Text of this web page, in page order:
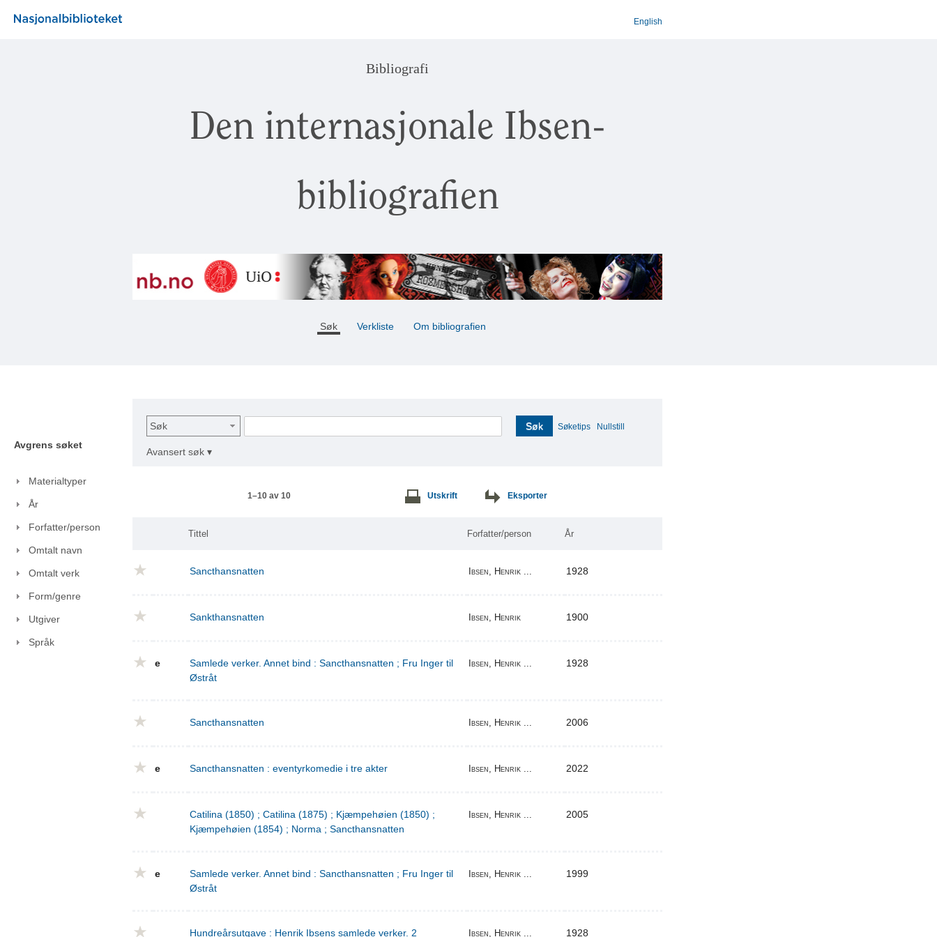
English
Bibliografi
Den internasjonale Ibsen-
bibliografien
Søk Verkliste Om bibliografien
Avgrens søket
Materialtyper
År
Forfatter/person
Omtalt navn
Omtalt verk
Form/genre
Utgiver
Språk
Søk Søk Søketips Nullstill
Avansert søk ▾
1–10 av 10 Utskrift Eksporter
Tittel Forfatter/person År
Sancthansnatten Ibsen, Henrik ... 1928
Sankthansnatten Ibsen, Henrik 1900
e
Samlede verker. Annet bind : Sancthansnatten ; Fru Inger til
Østråt
Ibsen, Henrik ... 1928
Sancthansnatten Ibsen, Henrik ... 2006
e Sancthansnatten : eventyrkomedie i tre akter Ibsen, Henrik ... 2022
Catilina (1850) ; Catilina (1875) ; Kjæmpehøien (1850) ;
Kjæmpehøien (1854) ; Norma ; Sancthansnatten
Ibsen, Henrik ... 2005
e
Samlede verker. Annet bind : Sancthansnatten ; Fru Inger til
Østråt
Ibsen, Henrik ... 1999
Hundreårsutgave : Henrik Ibsens samlede verker. 2 Ibsen, Henrik ... 1928